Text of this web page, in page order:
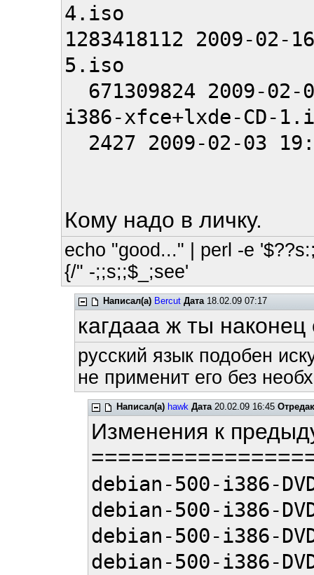
4.iso
1283418112 2009-02-
5.iso
671309824 2009-
i386-xfce+lxde-CD-
2427 2009-02-03
Кому надо в личку.
echo "good..." | perl -e
{/" -;;s;;$_;see'
Написал(а) Bercut Дата18.02.09 07:17
кагдааа ж ты
русский язык подобен
не применит его без
Написал(а) hawk Дата20.02.09 16:45
Изменения к
debian-500-i386-
debian-500-i386-
debian-500-i386-
debian-500-i386-